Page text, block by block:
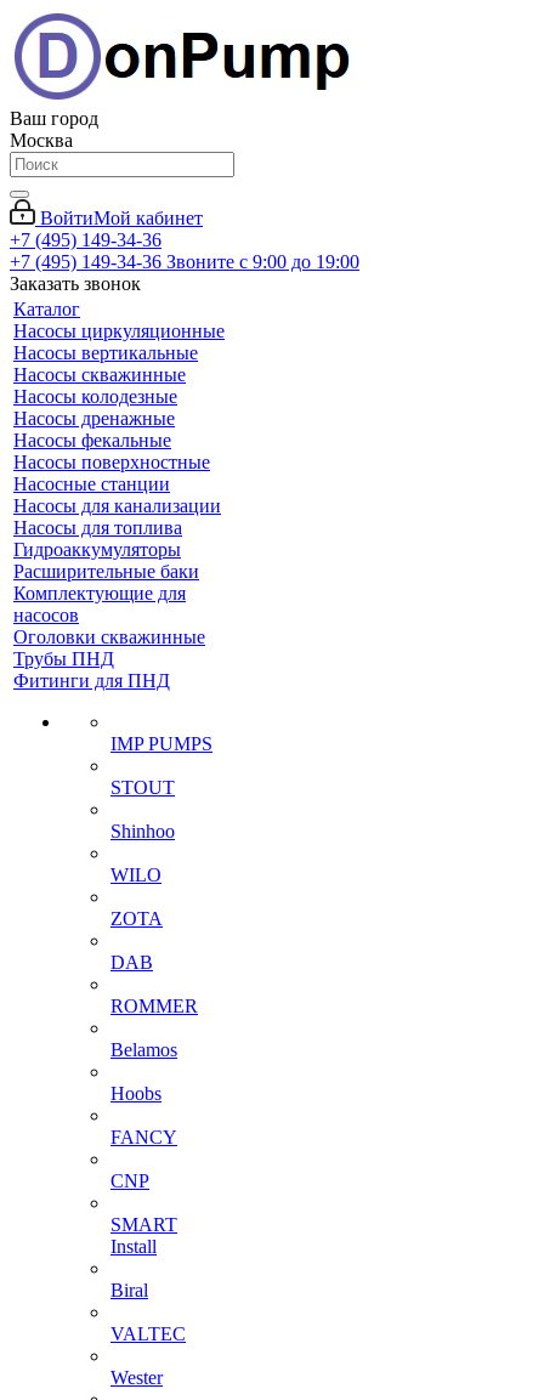
Ваш город
Москва
ВойтиМой кабинет
+7 (495) 149-34-36
+7 (495) 149-34-36 Звоните с 9:00 до 19:00
Заказать звонок
Каталог
Насосы циркуляционные
Насосы вертикальные
Насосы скважинные
Насосы колодезные
Насосы дренажные
Насосы фекальные
Насосы поверхностные
Насосные станции
Насосы для канализации
Насосы для топлива
Гидроаккумуляторы
Расширительные баки
Комплектующие для
насосов
Оголовки скважинные
Трубы ПНД
Фитинги для ПНД
IMP PUMPS
STOUT
Shinhoo
WILO
ZOTA
DAB
ROMMER
Belamos
Hoobs
FANCY
CNP
SMART
Install
Biral
VALTEC
Wester